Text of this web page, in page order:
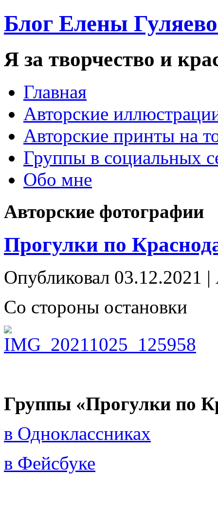
Блог Елены
Я за творчество и
Главная
Авторские
Авторские принты на
Группы в социальных
Обо мне
Авторские фотографии
Прогулки по
Опубликовал 03.12.2021 |
Со стороны остановки
Группы «Прогулки по
в Одноклассниках
в Фейсбуке